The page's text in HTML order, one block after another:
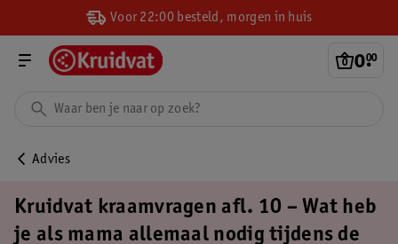
Voor 22:00 besteld, morgen in huis
0.
00
Advies
Kruidvat kraamvragen afl. 10 – Wat heb
je als mama allemaal nodig tijdens de